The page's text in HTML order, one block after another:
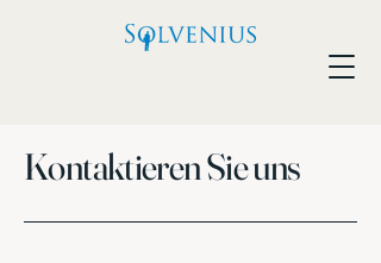
Kontaktieren Sie uns